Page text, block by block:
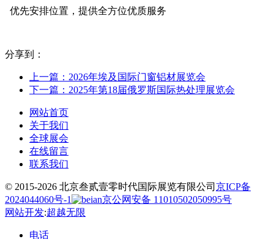
优先安排位置，提供全方位优质服务
分享到：
上一篇：2026年埃及国际门窗铝材展览会
下一篇：2025年第18届俄罗斯国际热处理展览会
网站首页
关于我们
全球展会
在线留言
联系我们
© 2015-2026 北京叁贰壹零时代国际展览有限公司 京ICP备
2024044060号-1
京公网安备 11010502050995号
网站开发:超越无限
电话